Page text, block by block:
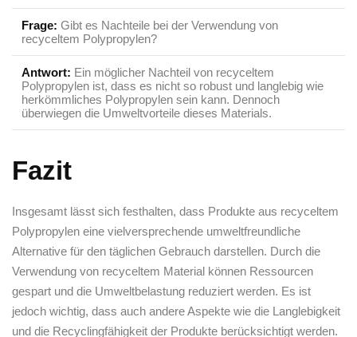
Frage: Gibt es Nachteile bei der⁣ Verwendung von
recyceltem Polypropylen?
Antwort: Ein möglicher Nachteil von recyceltem
Polypropylen ist, ⁤dass es nicht‍ so robust⁢ und⁣ langlebig wie
herkömmliches ‌Polypropylen sein kann. Dennoch
überwiegen⁣ die Umweltvorteile dieses Materials.
Fazit
Insgesamt lässt sich festhalten, ⁣dass​ Produkte aus recyceltem
Polypropylen eine ​vielversprechende umweltfreundliche
Alternative für den⁤ täglichen ⁢Gebrauch darstellen. Durch die
Verwendung von recyceltem Material können ‌Ressourcen
gespart und die Umweltbelastung⁤ reduziert werden. Es ist
jedoch ​wichtig, dass auch andere Aspekte wie die Langlebigkeit
und die Recyclingfähigkeit der Produkte ⁢berücksichtigt werden.